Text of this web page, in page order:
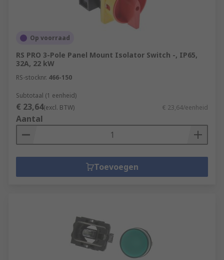
Op voorraad
RS PRO 3-Pole Panel Mount Isolator Switch -, IP65,
32A, 22 kW
RS-stocknr. 466-150
Subtotaal (1 eenheid)
€ 23,64(excl. BTW) € 23,64/eenheid
Aantal
Toevoegen